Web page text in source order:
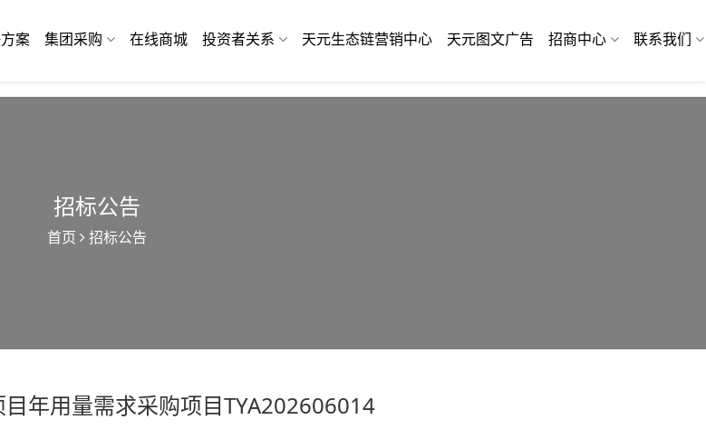
案 集团采购 在线商城 投资者关系 天元生态链营销中心 天元图文广告 招商中心 联系我们
招标公告
首页 招标公告
年用量需求采购项目TYA202606014